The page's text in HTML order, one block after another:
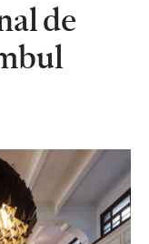
de